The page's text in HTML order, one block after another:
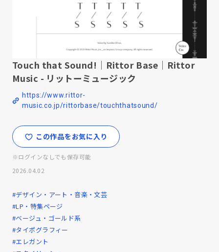
Touch that Sound!｜Rittor Base｜Rittor
Music - リットーミュージック
https://www.rittor-
music.co.jp/rittorbase/touchthatsound/
この作品をお気に入り
※ログインなしでも保存可能
2026.04.02
#デザイン・アート・音楽・文芸
#LP・特集ページ
#ベージュ・ゴールド系
#タイポグラフィー
#エレガント